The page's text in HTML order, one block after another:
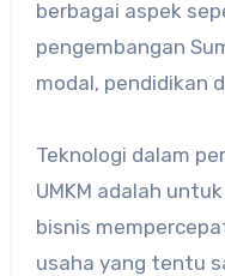
berbagai aspek
pengembangan
modal, pendidikan
Teknologi dalam
UMKM adalah
bisnis
usaha yang tentu